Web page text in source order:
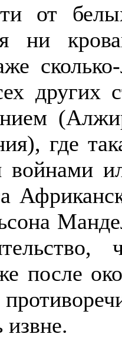
от
ни
других
где
войнами
после
извне.